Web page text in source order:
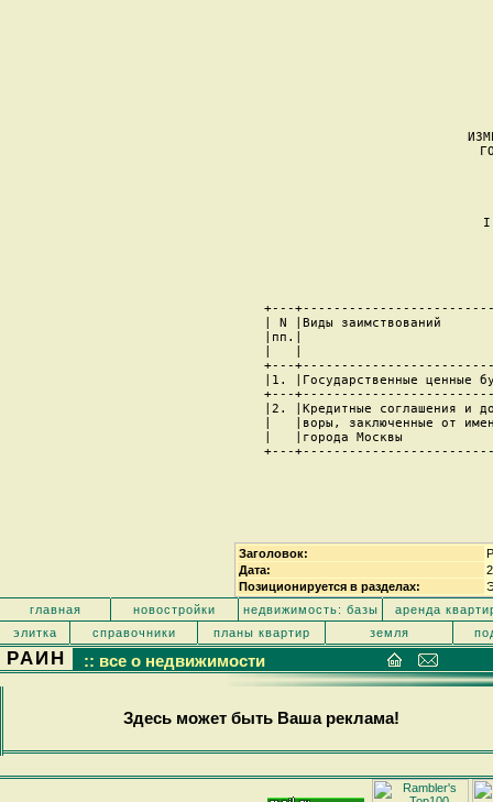
+---
| N |Виды заимствований
|пп.|                             |
+---
|1. |Государственные
+---
|2. |Кредитные
|   |воры, заключенные
|   |города Москвы
+---
Заголовок:
Дата:
Позиционируется в разделах:
главная
новостройки недвижимость: базы
аренда
элитка
справочники планы квартир земля
РАИН :: все о недвижимости
Здесь может быть Ваша реклама!